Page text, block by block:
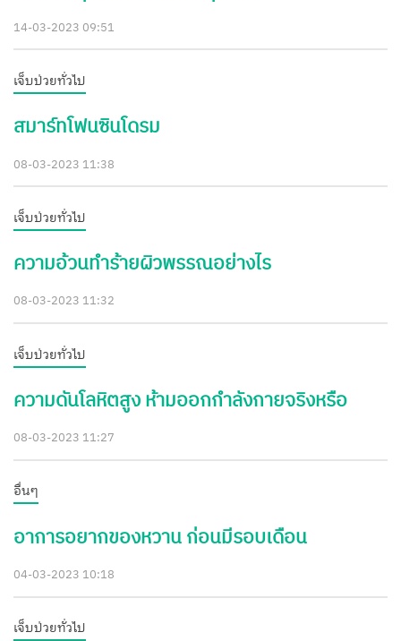
14-03-2023 09:51
เจ็บป่วยทั่วไป
สมาร์ทโฟนซินโดรม
08-03-2023 11:38
เจ็บป่วยทั่วไป
ความอ้วนทำร้ายผิวพรรณอย่างไร
08-03-2023 11:32
เจ็บป่วยทั่วไป
ความดันโลหิตสูง ห้ามออกกำลังกายจริงหรือ
08-03-2023 11:27
อื่นๆ
อาการอยากของหวาน ก่อนมีรอบเดือน
04-03-2023 10:18
เจ็บป่วยทั่วไป